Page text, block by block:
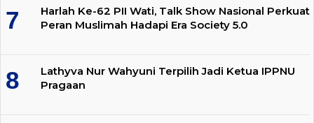
Harlah Ke-62 PII Wati, Talk Show Nasional Perkuat
Peran Muslimah Hadapi Era Society 5.0
Lathyva Nur Wahyuni Terpilih Jadi Ketua IPPNU
Pragaan